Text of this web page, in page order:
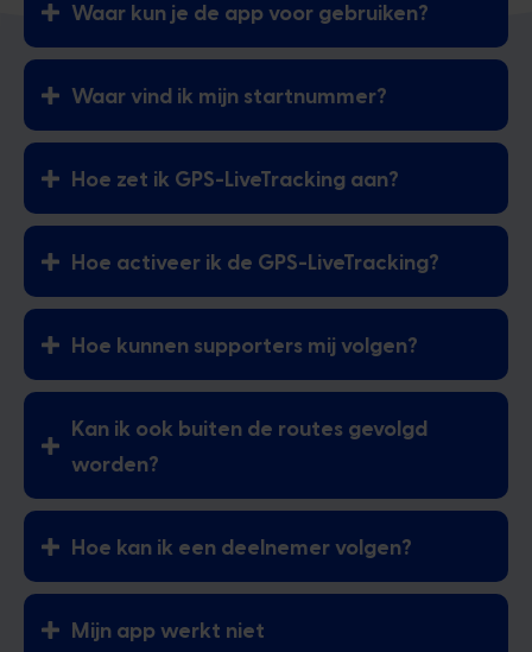
Waar kun je de app voor gebruiken?
Waar vind ik mijn startnummer?
Hoe zet ik GPS-LiveTracking aan?
Hoe activeer ik de GPS-LiveTracking?
Hoe kunnen supporters mij volgen?
Kan ik ook buiten de routes gevolgd
worden?
Hoe kan ik een deelnemer volgen?
Mijn app werkt niet